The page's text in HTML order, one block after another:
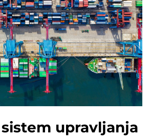
upravljanja